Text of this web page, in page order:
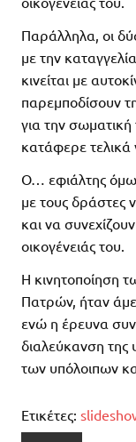
Παράλληλα, οι
με την
κινείται με
παρεμποδίσουν
για την
κατάφερε τελικά
Ο… εφιάλτης
με τους δράστες
και να
οικογένειάς του.
Η κινητοποίηση
Πατρών, ήταν
ενώ η έρευνα
διαλεύκανση της
των υπόλοιπων
Ετικέτες: